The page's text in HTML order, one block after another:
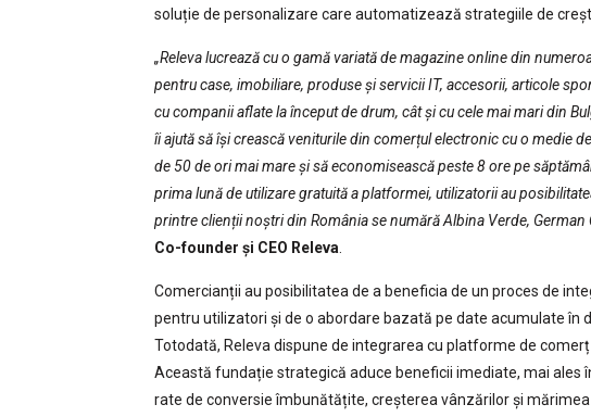
soluție de personalizare care automatizează strategiile de
„Releva lucrează cu o gamă variată de magazine online din
pentru case, imobiliare, produse și servicii IT, accesorii, articole
cu companii aflate la început de drum, cât și cu cele mai mari din
îi ajută să își crească veniturile din comerțul electronic cu o medie
de 50 de ori mai mare și să economisească peste 8 ore pe
prima lună de utilizare gratuită a platformei, utilizatorii au
printre clienții noștri din România se numără Albina Verde, German
Co-founder și CEO Releva
Comercianții au posibilitatea de a beneficia de un proces de
pentru utilizatori și de o abordare bazată pe date acumulate în
Totodată, Releva dispune de integrarea cu platforme de
Această fundație strategică aduce beneficii imediate, mai ales
rate de conversie îmbunătățite, creșterea vânzărilor și